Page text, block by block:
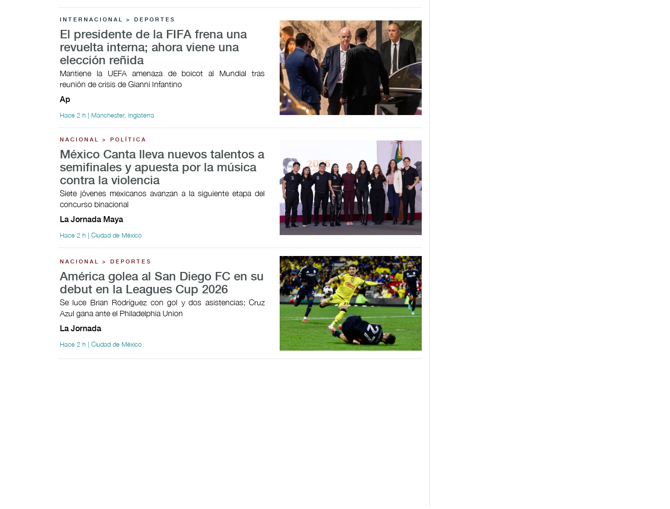
INTERNACIONAL > DEPORTES
El presidente de la FIFA frena una
revuelta interna; ahora viene una
elección reñida
Mantiene la UEFA amenaza de boicot al Mundial tras
reunión de crisis de Gianni Infantino
Ap
Hace 2 h | Manchester, Inglaterra
NACIONAL > POLÍTICA
México Canta lleva nuevos talentos a
semifinales y apuesta por la música
contra la violencia
Siete jóvenes mexicanos avanzan a la siguiente etapa del
concurso binacional
La Jornada Maya
Hace 2 h | Ciudad de México
NACIONAL > DEPORTES
América golea al San Diego FC en su
debut en la Leagues Cup 2026
Se luce Brian Rodríguez con gol y dos asistencias; Cruz
Azul gana ante el Philadelphia Union
La Jornada
Hace 2 h | Ciudad de México